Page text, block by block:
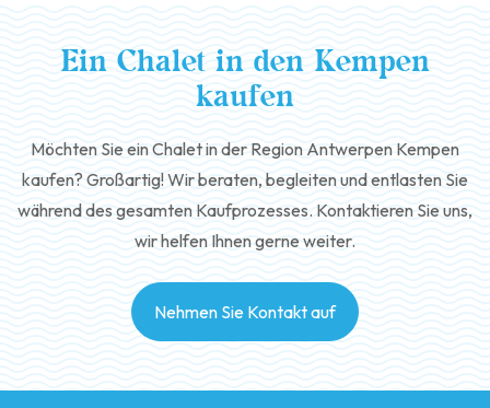
Ein Chalet in den Kempen
kaufen
Möchten Sie ein Chalet in der Region Antwerpen Kempen
kaufen? Großartig! Wir beraten, begleiten und entlasten Sie
während des gesamten Kaufprozesses. Kontaktieren Sie uns,
wir helfen Ihnen gerne weiter.
Nehmen Sie Kontakt auf